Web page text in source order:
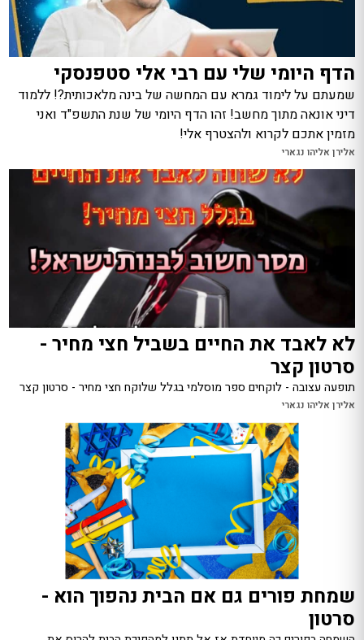
הדף היומי שלי עם רבי אלי סטפנסקי
שמעתם על לימוד גמרא עם המחשה של בינה מלאכותית?! ללמוד
דיני אונאה מתוך מחשב! זהו הדף היומי של שנת התשפ"ד ואני
מזמין אתכם לקרוא ולהצטרף אלי!
אלירן אליהו נגארי
לא לאבד את החיים בשביל חצי מחיר -
סרטון קצר
תופעה עצובה - לוקחים ספר מוסלמי בגלל שלוקח חצי מחיר - סרטון קצר
אלירן אליהו נגארי
שמחת פורים גם אם הבית נהפוך הוא -
סרטון